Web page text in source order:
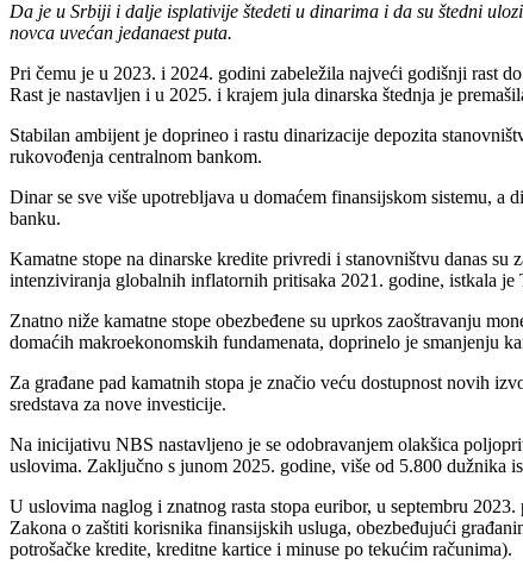
Da je u Srbiji i dalje isplativije štedeti u dinarima i da su štedni
novca uvećan jedanaest puta.
Pri čemu je u 2023. i 2024. godini zabeležila najveći godišnji rast
Rast je nastavljen i u 2025. i krajem jula dinarska štednja je
Stabilan ambijent je doprineo i rastu dinarizacije depozita
rukovođenja centralnom bankom.
Dinar se sve više upotrebljava u domaćem finansijskom sistemu, a
banku.
Kamatne stope na dinarske kredite privredi i stanovništvu danas
intenziviranja globalnih inflatornih pritisaka 2021. godine, istkala je
Znatno niže kamatne stope obezbeđene su uprkos zaoštravanju
domaćih makroekonomskih fundamenata, doprinelo je smanjenju
Za građane pad kamatnih stopa je značio veću dostupnost novih
sredstava za nove investicije.
Na inicijativu NBS nastavljeno je se odobravanjem olakšica
uslovima. Zaključno s junom 2025. godine, više od 5.800 dužnika
U uslovima naglog i znatnog rasta stopa euribor, u septembru
Zakona o zaštiti korisnika finansijskih usluga, obezbeđujući
potrošačke kredite, kreditne kartice i minuse po tekućim računima).